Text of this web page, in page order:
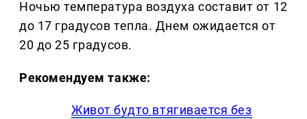
Ночью температура воздуха составит от 12
до 17 градусов тепла. Днем ожидается от
20 до 25 градусов.
Рекомендуем также:
Живот будто втягивается без